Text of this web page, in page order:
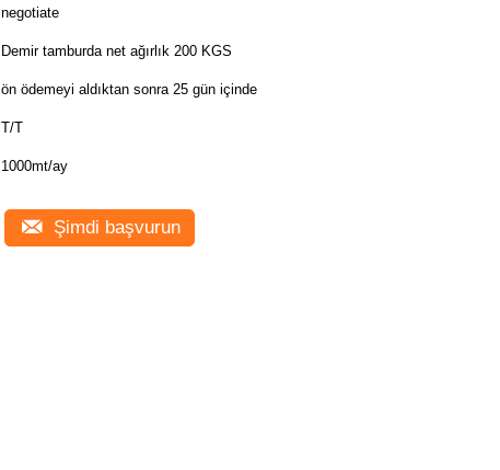
negotiate
Demir tamburda net ağırlık 200 KGS
ön ödemeyi aldıktan sonra 25 gün içinde
T/T
1000mt/ay
Şimdi başvurun